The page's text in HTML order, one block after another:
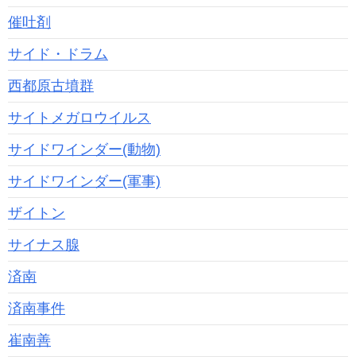
催吐剤
サイド・ドラム
西都原古墳群
サイトメガロウイルス
サイドワインダー(動物)
サイドワインダー(軍事)
ザイトン
サイナス腺
済南
済南事件
崔南善